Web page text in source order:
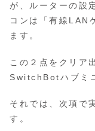
が、ルーターの設
コンは「有線LAN
ます。
この２点をクリア
SwitchBotハブミ
それでは、次項で
す。